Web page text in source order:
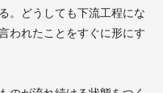
。どうしても下流工程にな
われたことをすぐに形にす